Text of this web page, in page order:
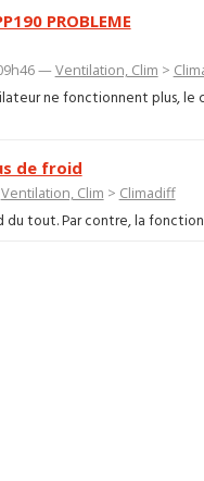
PROBLEME
—Ventilation, Clim >
ne fonctionnent plus,
de froid
Ventilation, Clim > Climadiff
tout. Par contre, la